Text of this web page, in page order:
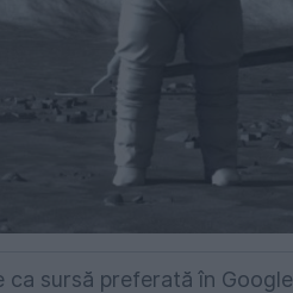
ca sursă preferată în Google